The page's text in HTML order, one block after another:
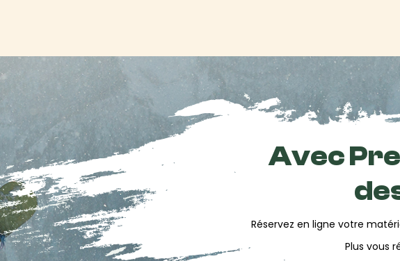
Atelier technique
pour farter, affuter ou réparer ton
Préparation minutieuse, conseils techniques et ambiance
chez Freeride, on met toute notre expertise au service du
!
Réserve en ligne : c'est
moins cher
Matériel haut de gamme, services pratiques, conseils sur
Avec
Réservez en ligne votre
Plus vous